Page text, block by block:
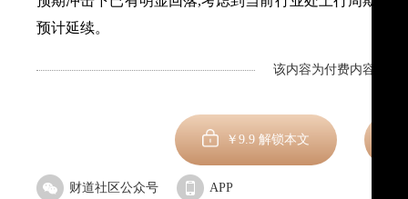
预计延续。
该内容为付费内容，剩
￥ 9.9 解锁本文
财道社区公众号 APP